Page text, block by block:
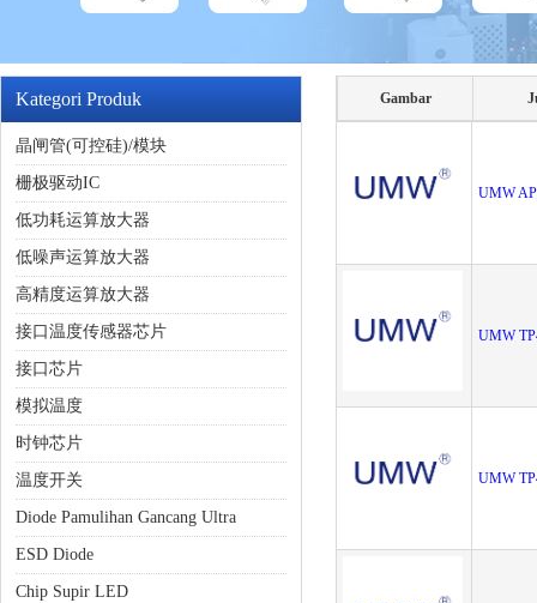
Kategori Produk
晶闸管(可控硅)/模块
栅极驱动IC
低功耗运算放大器
低噪声运算放大器
高精度运算放大器
接口温度传感器芯片
接口芯片
模拟温度
时钟芯片
温度开关
Diode Pamulihan Gancang Ultra
ESD Diode
Chip Supir LED
Gambar
UMW
UMW
UMW